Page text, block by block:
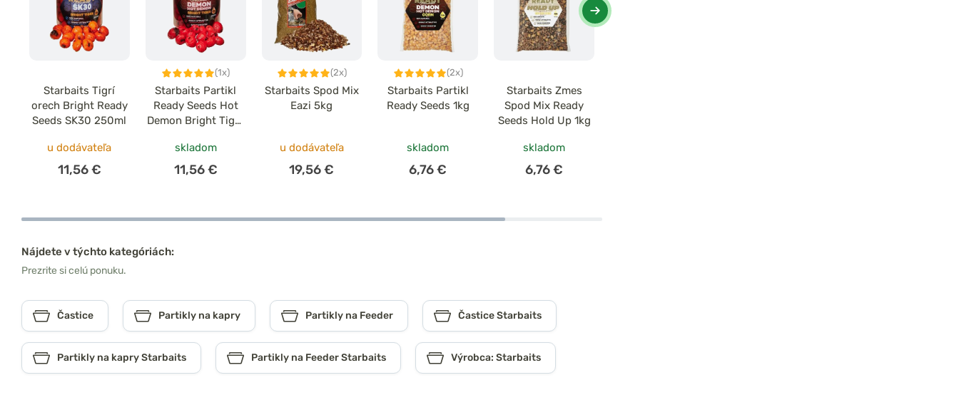
Starbaits Tigrí
orech Bright Ready
Seeds SK30 250ml
u dodávateľa
11,56 €
(1x)
Starbaits Partikl
Ready Seeds Hot
Demon Bright Tiger
skladom
11,56 €
(2x)
Starbaits Spod Mix
Eazi 5kg
u dodávateľa
19,56 €
(2x)
Starbaits Partikl
Ready Seeds 1kg
skladom
6,76 €
Starbaits Zmes
Spod Mix Ready
Seeds Hold Up 1kg
skladom
6,76 €
Nájdete v týchto kategóriách:
Prezrite si celú ponuku.
Častice Partikly na kapry Partikly na Feeder Častice Starbaits
Partikly na kapry Starbaits Partikly na Feeder Starbaits Výrobca: Starbaits